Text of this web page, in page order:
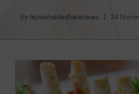
By lejournaldesfakenews 24